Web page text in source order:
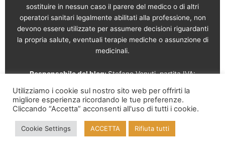
sostituire in nessun caso il parere del medico o di altri
operatori sanitari legalmente abilitati alla professione, non
devono essere utilizzate per assumere decisioni riguardanti
la propria salute, eventuali terapie mediche o assunzione di
medicinali.
Responsabile del blog:Stefano Venuti, partita IVA:
Vendita online a cura di: Garam s.r.l.Via Serviliano
Lattuada, 16 – 20135 Milano – Tel. 02 56568491 – Part. IVA
09995210961 – REA MI-2126817
Utilizziamo i cookie sul nostro sito web per offrirti la
migliore esperienza ricordando le tue preferenze.
Cliccando “Accetta” acconsenti all'uso di tutti i cookie.
Cookie Settings ACCETTA Rifiuta tutti